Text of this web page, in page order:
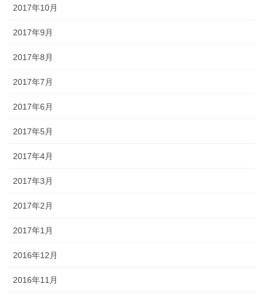
2017年10月
2017年9月
2017年8月
2017年7月
2017年6月
2017年5月
2017年4月
2017年3月
2017年2月
2017年1月
2016年12月
2016年11月